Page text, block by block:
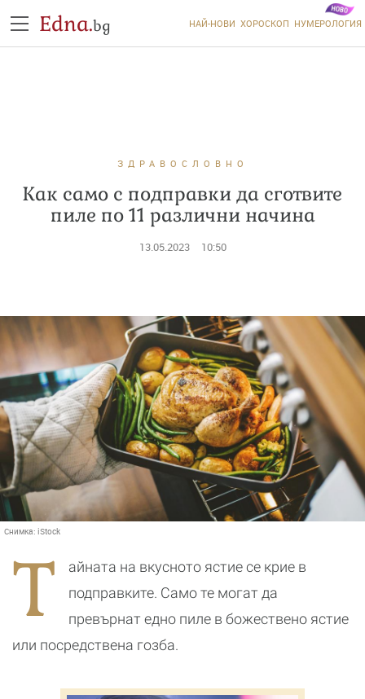
Edna.bg НАЙ-НОВИ ХОРОСКОП НУМЕРОЛОГИЯ
ЗДРАВОСЛОВНО
Как само с подправки да сготвите
пиле по 11 различни начина
13.05.2023 10:50
Снимка: iStock
Т
айната на вкусното ястие се крие в
подправките. Само те могат да
превърнат едно пиле в божествено ястие
или посредствена гозба.